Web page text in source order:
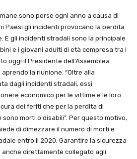
sono perse ogni anno a causa di
Paesi gli incidenti provocano la perdita
E gli incidenti stradali sono la principale
e i giovani adulti di età compresa tra i
oggi il Presidente dell’Assemblea
la riunione: “Oltre alla
dagli incidenti stradali, essi
economico per le vittime e le loro
dei feriti che per la perdita di
morti o disabili”. Per questo motivo,
di dimezzare il numero di morti e
entro il 2020. Garantire la sicurezza
direttamente collegato agli